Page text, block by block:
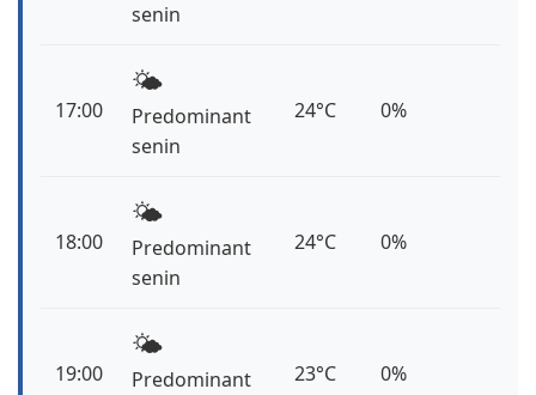
senin
17:00
🌤️
Predominant
senin
24°C 0%
18:00
🌤️
Predominant
senin
24°C 0%
19:00
🌤️
Predominant
23°C 0%